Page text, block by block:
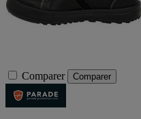
Comparer Comparer